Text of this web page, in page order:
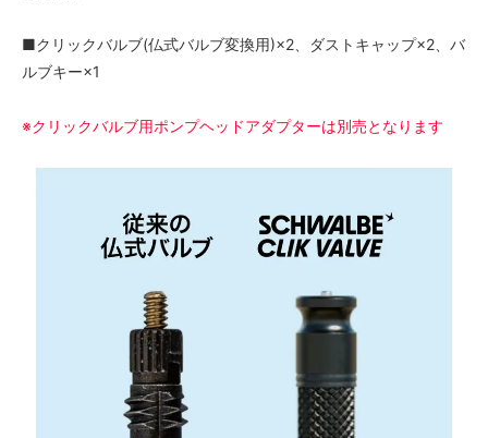
■クリックバルブ(仏式バルブ変換用)×2、ダストキャップ×2、バ
ルブキー×1
※クリックバルブ用ポンプヘッドアダプターは別売となります